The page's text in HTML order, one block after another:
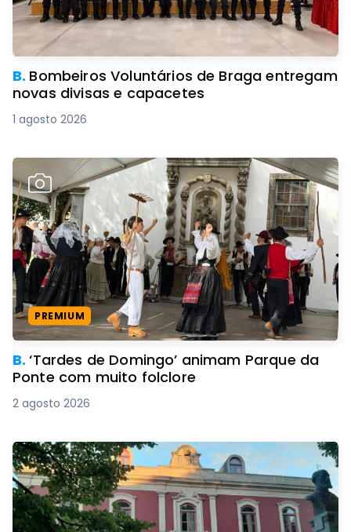
B. Bombeiros Voluntários de Braga entregam
novas divisas e capacetes
1 agosto 2026
PREMIUM
B.‘Tardes de Domingo’ animam Parque da
Ponte com muito folclore
2 agosto 2026